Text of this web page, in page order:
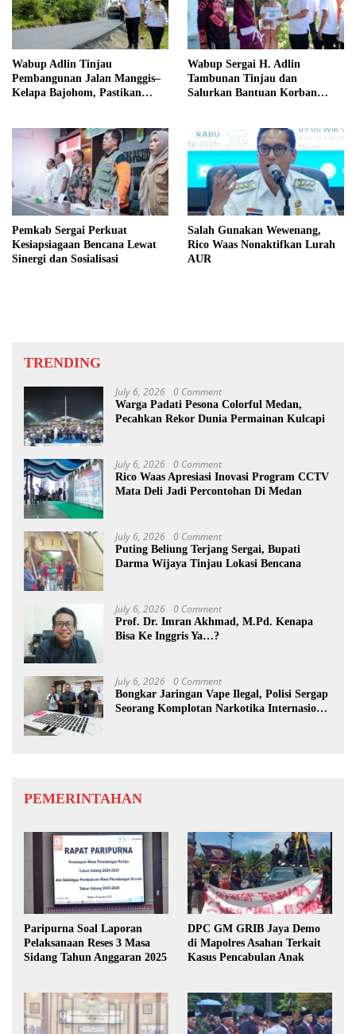
Wabup Adlin Tinjau
Pembangunan Jalan Manggis–
Kelapa Bajohom, Pastikan
Wabup Sergai H. Adlin
Tambunan Tinjau dan
Salurkan Bantuan Korban
Pemkab Sergai Perkuat
Kesiapsiagaan Bencana Lewat
Sinergi dan Sosialisasi
Salah Gunakan Wewenang,
Rico Waas Nonaktifkan Lurah
AUR
TRENDING
July 6, 2026 0 Comment
Warga Padati Pesona Colorful Medan,
Pecahkan Rekor Dunia Permainan Kulcapi
July 6, 2026 0 Comment
Rico Waas Apresiasi Inovasi Program CCTV
Mata Deli Jadi Percontohan Di Medan
July 6, 2026 0 Comment
Puting Beliung Terjang Sergai, Bupati
Darma Wijaya Tinjau Lokasi Bencana
July 6, 2026 0 Comment
Prof. Dr. Imran Akhmad, M.Pd. Kenapa
Bisa Ke Inggris Ya…?
July 6, 2026 0 Comment
Bongkar Jaringan Vape Ilegal, Polisi Sergap
Seorang Komplotan Narkotika Internasional
PEMERINTAHAN
Paripurna Soal Laporan
Pelaksanaan Reses 3 Masa
Sidang Tahun Anggaran 2025
DPC GM GRIB Jaya Demo
di Mapolres Asahan Terkait
Kasus Pencabulan Anak